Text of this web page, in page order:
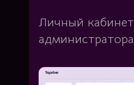
Личный кабинет
администратора